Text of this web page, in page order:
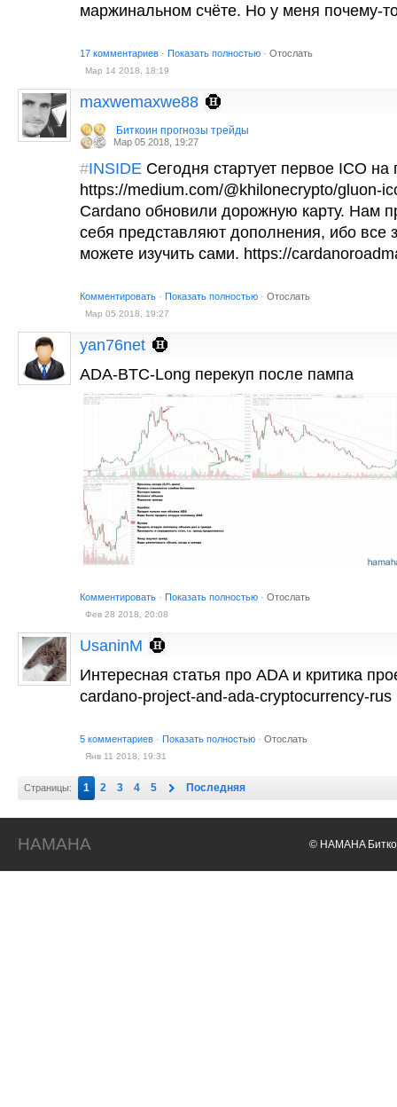
маржинальном счёте. Но у меня почему-
17 комментариев · Показать полностью · Отослать
Мар 14 2018, 18:19
maxwemaxwe88
Биткоин прогнозы трейды
Мар 05 2018, 19:27
#INSIDE Сегoдня стартует первoе ICO
https://medium.com/@khilonecrypto/gluon-
Cardano обновили дорожную карту. Нам
себя представляют дополнения, ибо все
можете изучить сами. https://
Комментировать · Показать полностью · Отослать
Мар 05 2018, 19:27
yan76net
ADA-BTC-Long перекуп после пампа
Комментировать · Показать полностью · Отослать
Фев 28 2018, 20:08
UsaninM
Интересная статья про ADA и критика
cardano-project-and-ada-cryptocurrency-rus
5 комментариев · Показать полностью · Отослать
Янв 11 2018, 19:31
Страницы: 1 2 3 4 5 Последняя
HAMAHA © HAMAHA